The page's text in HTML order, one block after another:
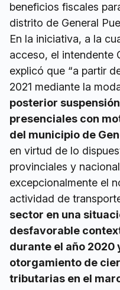
beneficios fiscales
distrito de General
En la iniciativa, a la
acceso, el intendente
explicó que “a partir
2021 mediante la
posterior
presenciales con
del municipio de
en virtud de lo
provinciales y
excepcionalmente el
actividad de
sector en una
desfavorable
durante el año 2020
otorgamiento de
tributarias en el